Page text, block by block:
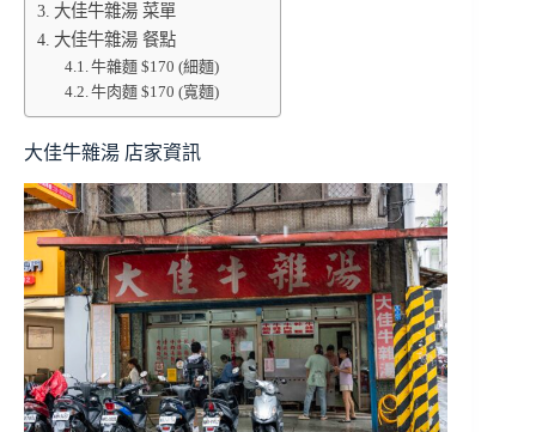
大佳牛雜湯 菜單
大佳牛雜湯 餐點
牛雜麵 $170 (細麵)
牛肉麵 $170 (寬麵)
大佳牛雜湯 店家資訊